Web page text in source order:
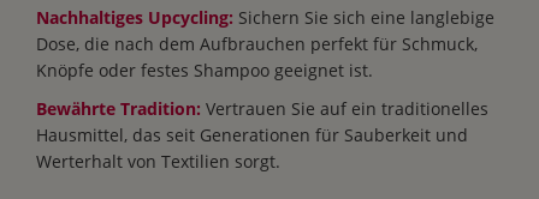
Nachhaltiges Upcycling: Sichern Sie sich eine langlebige
Dose, die nach dem Aufbrauchen perfekt für Schmuck,
Knöpfe oder festes Shampoo geeignet ist.
Bewährte Tradition: Vertrauen Sie auf ein traditionelles
Hausmittel, das seit Generationen für Sauberkeit und
Werterhalt von Textilien sorgt.